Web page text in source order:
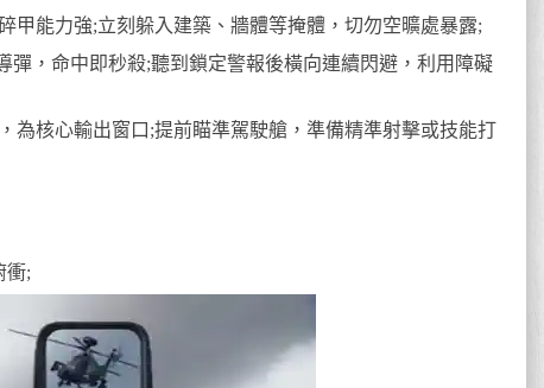
甲能力強;立刻躲入建築、牆體等掩體，切勿空曠處暴露;
彈，命中即秒殺;聽到鎖定警報後橫向連續閃避，利用障礙
為核心輸出窗口;提前瞄準駕駛艙，準備精準射擊或技能打
衝;